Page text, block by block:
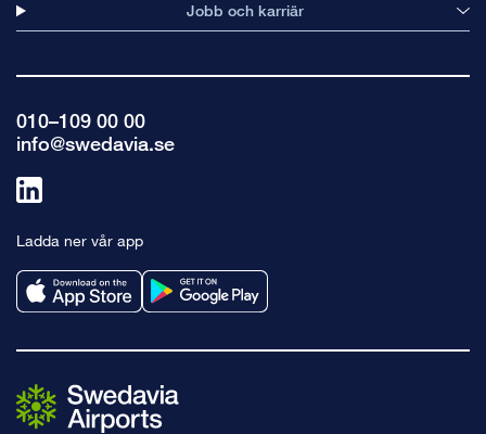
Jobb och karriär
010–109 00 00
info@swedavia.se
linkedin
Ladda ner vår app